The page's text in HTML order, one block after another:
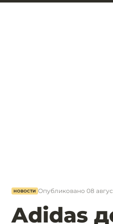
НОВОСТИ Опубликовано 08
Adidas